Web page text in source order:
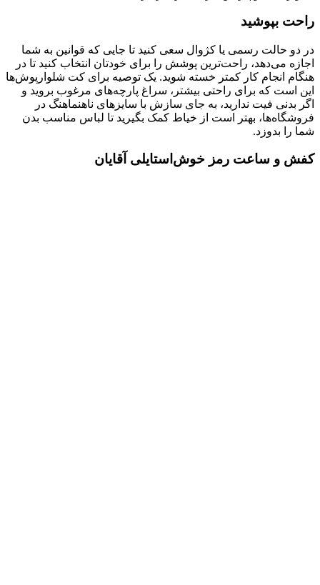
راحت بپوشید
در دو حالت رسمی یا کژوال سعی کنید تا جایی که قوانین به شما
اجازه می‌دهد، راحت‌ترین پوشش را برای خودتان انتخاب کنید تا در
هنگام انجام کار کمتر خسته شوید. یک توصیه برای کت شلوارپوش‌ها
این است که برای راحتی بیشتر، سراغ پارچه‌های مرغوب بروید و
اگر بدنی فیت ندارید، به جای سازش با سایزهای ناهنماهنگ در
فروشگاه‌ها، بهتر است از خیاط کمک بگیرید تا لباس مناسب بدن
شما را بدوزد.
کفش و ساعت رمز خوش‌استایلی آقایان